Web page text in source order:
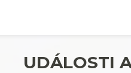
UDÁLOSTI